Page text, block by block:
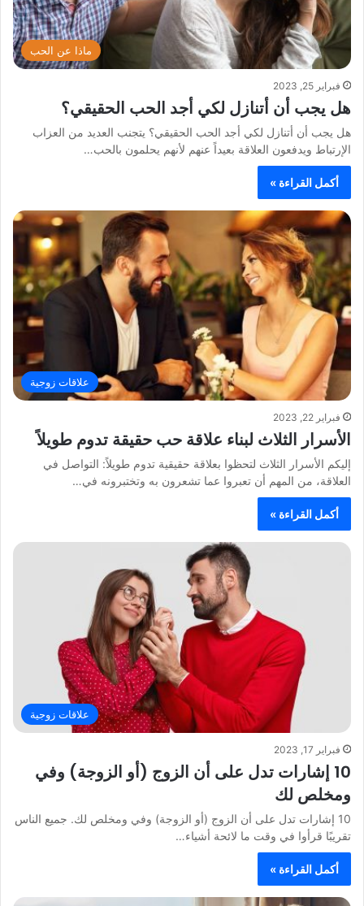
ماذا عن الحب
فبراير 25, 2023
هل يجب أن أتنازل لكي أجد الحب الحقيقي؟
هل يجب أن أتنازل لكي أجد الحب الحقيقي؟ يتجنب العديد من العزاب
الإرتباط ويدفعون العلاقة بعيداً عنهم لأنهم يحلمون بالحب…
أكمل القراءة »
علاقات زوجية
فبراير 22, 2023
الأسرار الثلاث لبناء علاقة حب حقيقة تدوم طويلاً
إليكم الأسرار الثلاث لتحظوا بعلاقة حقيقية تدوم طويلاً: التواصل في
العلاقة، من المهم أن تعبروا عما تشعرون به وتختبرونه في…
أكمل القراءة »
علاقات زوجية
فبراير 17, 2023
10 إشارات تدل على أن الزوج (أو الزوجة) وفي
ومخلص لك
10 إشارات تدل على أن الزوج (أو الزوجة) وفي ومخلص لك. جميع الناس
تقريبًا قرأوا في وقت ما لائحة أشياء…
أكمل القراءة »